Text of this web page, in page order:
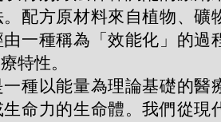
配方原材料來自植物、礦
一種稱為「效能化」的過
特性。
一種以能量為理論基礎的醫
命力的生命體。我們從現